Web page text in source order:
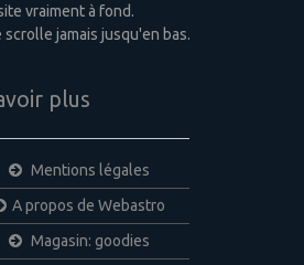
vraiment à fond.
scrolle jamais jusqu'en bas.
plus
Mentions légales
A propos de Webastro
Magasin: goodies